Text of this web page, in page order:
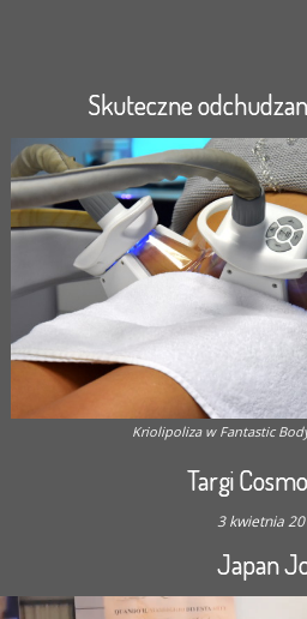
Skuteczne
Kriolipoliza w Fantastic
Targi
3 kwietnia
Japan